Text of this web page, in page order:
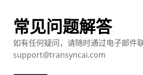
常见问题解答
如有任何疑问，请随时通过电子邮件联
support@transyncai.com